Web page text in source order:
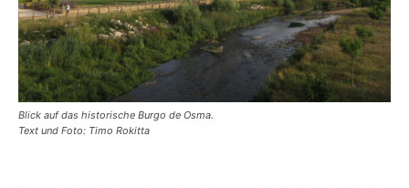
Blick auf das historische Burgo de Osma.
Text und Foto: Timo Rokitta